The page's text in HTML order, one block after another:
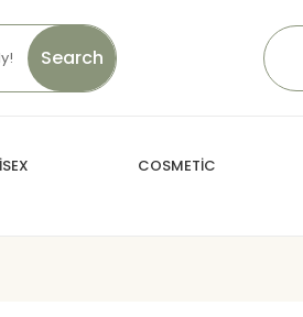
Search
COSMETİC